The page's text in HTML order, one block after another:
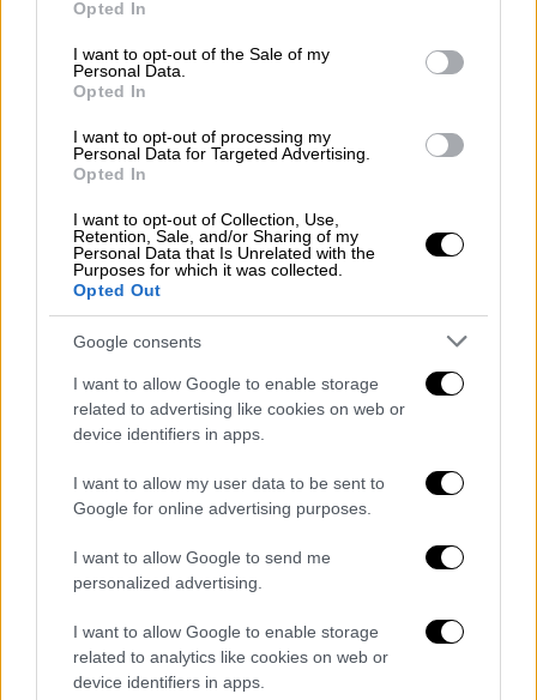
use your data for below specified purposes in below Google
consent section.
Opted In
I want to opt-out of the Sale of my
Personal Data.
Opted In
I want to opt-out of processing my
Personal Data for Targeted Advertising.
Opted In
I want to opt-out of Collection, Use,
Retention, Sale, and/or Sharing of my
Personal Data that Is Unrelated with the
Purposes for which it was collected.
Opted Out
Google consents
I want to allow Google to enable storage
related to advertising like cookies on web or
device identifiers in apps.
I want to allow my user data to be sent to
Google for online advertising purposes.
I want to allow Google to send me
personalized advertising.
I want to allow Google to enable storage
related to analytics like cookies on web or
device identifiers in apps.
Open life|15.11.2019 17:35
Πώς το στρες επηρεάζει τον
μεταβολισμό μας και ποιες τροφές τον
ενισχύουν
Οι ορμόνες λειτουργούν ως ρυθμιστικές
ουσίες, παρέχοντας ενεργοποίηση ή
καταστολή των σημάτων που σχετίζονται με
σώμα
ΑΛΛΑ #TAGS